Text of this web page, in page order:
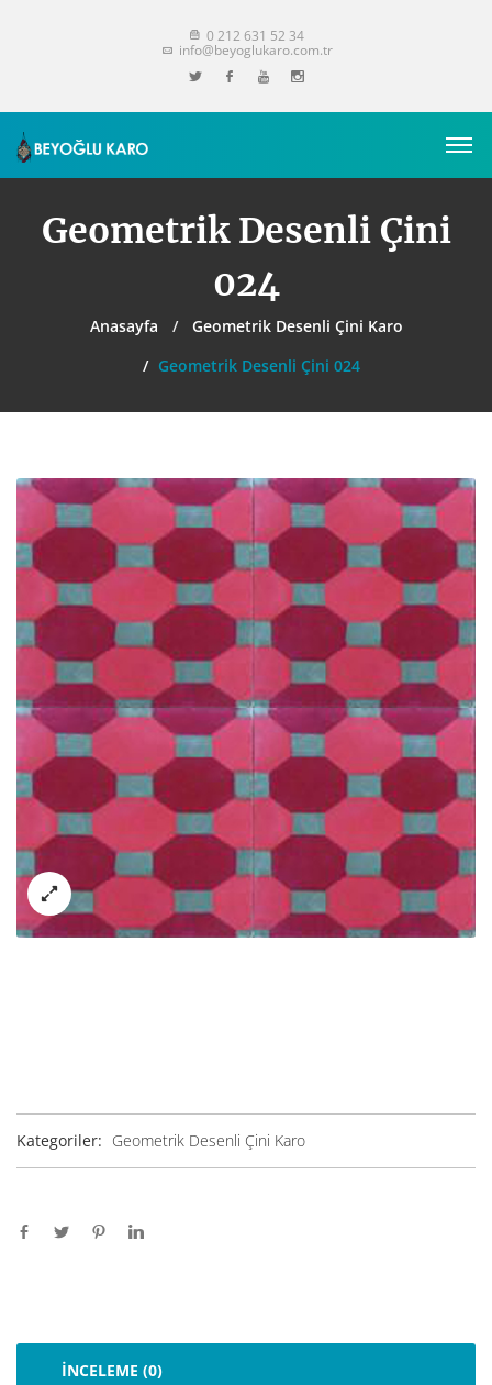
0 212 631 52 34
info@beyoglukaro.com.tr
Geometrik Desenli Çini
024
Anasayfa
Geometrik Desenli Çini Karo
Geometrik Desenli Çini 024
Kategoriler: Geometrik Desenli Çini Karo
İNCELEME (0)